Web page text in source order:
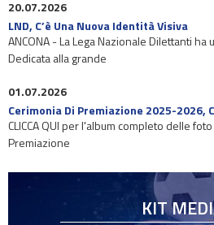
20.07.2026
LND, C’è Una Nuova Identità Visiva
ANCONA - La Lega Nazionale Dilettanti
Dedicata alla grande
01.07.2026
Cerimonia Di Premiazione 2025-2026,
CLICCA QUI per l'album completo delle
Premiazione
KIT